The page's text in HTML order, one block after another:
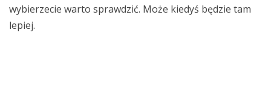
wybierzecie warto sprawdzić. Może kiedyś będzie tam
lepiej.